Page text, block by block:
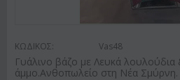
ΚΩΔΙΚΟΣ: Vas48
Γυάλινο βάζο με Λευκά λουλούδια
άμμο.Ανθοπωλείο στη Νέα Σμύρνη.